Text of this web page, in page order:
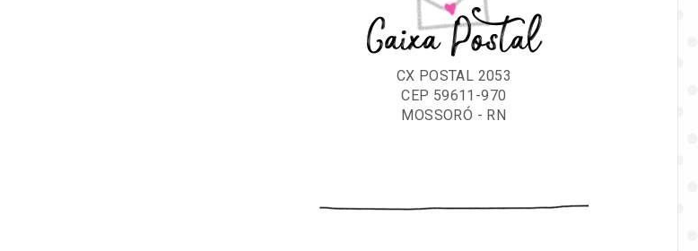
Caixa Postal
CX POSTAL 2053
CEP 59611-970
MOSSORÓ - RN